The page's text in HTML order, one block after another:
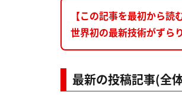
【この記事を最初から読む
世界初の最新技術がずら
最新の投稿記事(全